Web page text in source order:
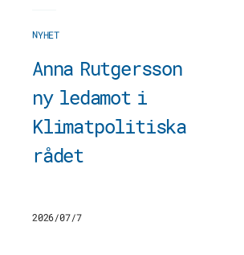
NYHET
Anna Rutgersson
ny ledamot i
Klimatpolitiska
rådet
2026/07/7